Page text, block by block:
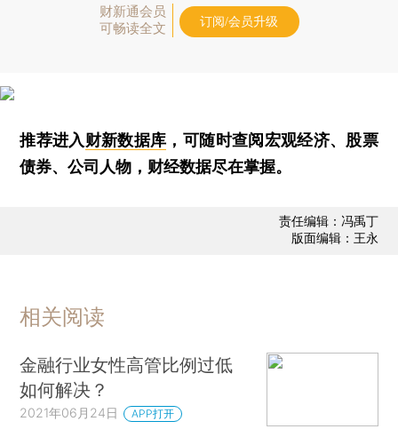
财新通会员
可畅读全文
订阅/会员升级
推荐进入财新数据库 ，可随时查阅宏观经济、股票
债券、公司人物，财经数据尽在掌握。
责任编辑：冯禹丁
版面编辑：王永
相关阅读
金融行业女性高管比例过低
如何解决？
2021年06月24日 APP打开